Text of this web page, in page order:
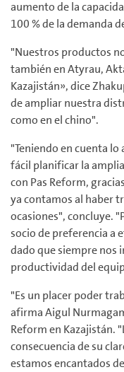
aumento de la
100 % de la demanda
"Nuestros productos
también en Atyrau,
Kazajistán», dice
de ampliar nuestra
como en el chino".
"Teniendo en cuenta
fácil planificar la
con Pas Reform,
ya contamos al haber
ocasiones", concluye.
socio de preferencia a
dado que siempre nos
productividad del
"Es un placer poder
afirma Aigul
Reform en Kazajistán.
consecuencia de su
estamos encantados